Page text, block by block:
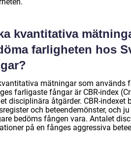
kvantitativa
farligheten hos
mätningar som används
farligaste fångar är CBR-index
disciplinära åtgärder. CBR-indexet
och beteendemönster, och
bedöms fången vara. Antalet
på en fånges aggressiva